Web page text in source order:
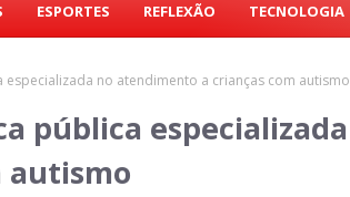
ESPORTES REFLEXÃO TECNOLOGIA
no atendimento a crianças com autismo
pública especializada
autismo